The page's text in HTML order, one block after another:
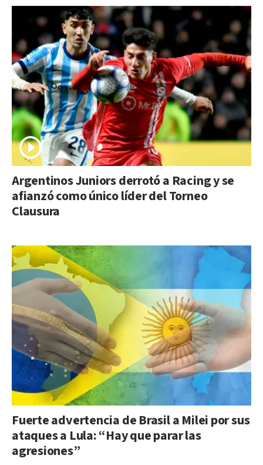
Argentinos Juniors derrotó a Racing y se
afianzó como único líder del Torneo
Clausura
Fuerte advertencia de Brasil a Milei por sus
ataques a Lula: “Hay que parar las
agresiones”